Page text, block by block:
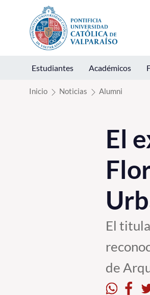
Click acá para ir directamente al contenido
Estudiantes Académicos
Inicio Noticias Alumni
El
El
de